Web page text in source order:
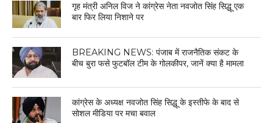
गृह मंत्री अनिल विज ने कांग्रेस नेता नवजोत सिंह सिद्धू एक
बार फिर लिया निशाने पर
BREAKING NEWS: पंजाब में राजनैतिक संकट के
बीच बुरा फसे फुटबॉल टीम के गोलकीपर, जानें क्या है मामला
कांग्रेस के अध्यक्ष नवजोत सिंह सिद्धू के इस्तीफे के बाद से
सोशल मीडिया पर मचा बवाल